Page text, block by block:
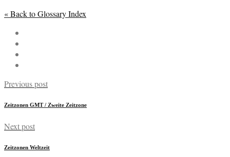
« Back to Glossary Index
Previous post
Zeitzonen GMT / Zweite Zeitzone
Next post
Zeitzonen Weltzeit